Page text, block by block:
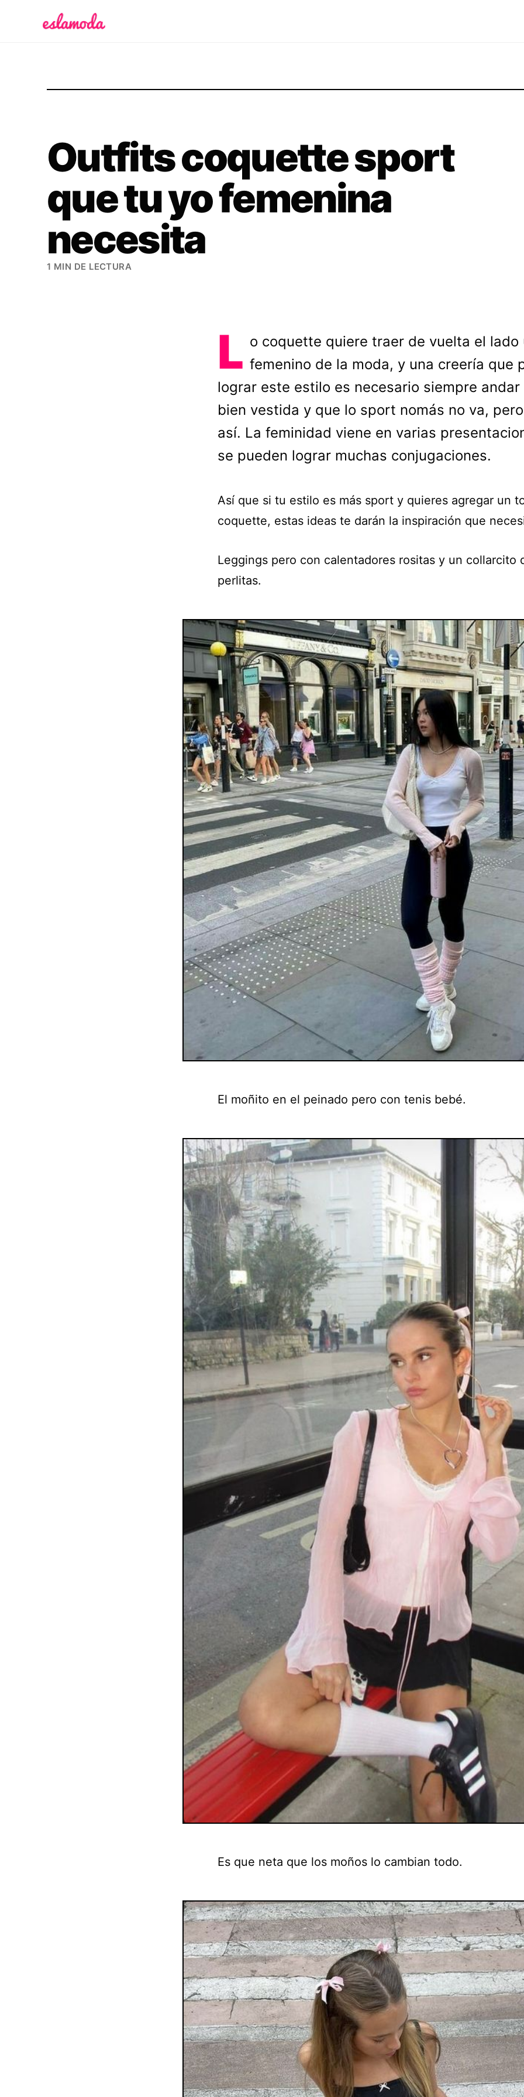
Outfits coquette sport
que tu yo femenina
necesita
1 MIN DE LECTURA
L o coquette quiere traer de vuelta el lado
femenino de la moda, y una creería que
lograr este estilo es necesario siempre andar
bien vestida y que lo sport nomás no va,
así. La feminidad viene en varias
se pueden lograr muchas conjugaciones.
Así que si tu estilo es más sport y quieres agregar un
coquette, estas ideas te darán la inspiración que
Leggings pero con calentadores rositas y un collarcito
perlitas.
El moñito en el peinado pero con tenis bebé.
Es que neta que los moños lo cambian todo.